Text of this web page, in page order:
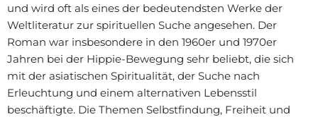
und wird oft als eines der bedeutendsten Werke der
Weltliteratur zur spirituellen Suche angesehen. Der
Roman war insbesondere in den 1960er und 1970er
Jahren bei der Hippie-Bewegung sehr beliebt, die sich
mit der asiatischen Spiritualität, der Suche nach
Erleuchtung und einem alternativen Lebensstil
beschäftigte. Die Themen Selbstfindung, Freiheit und